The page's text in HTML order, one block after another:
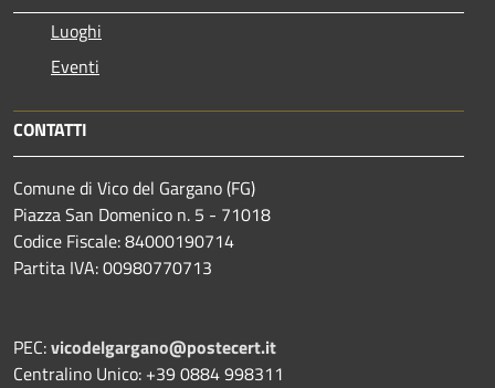
Luoghi
Eventi
CONTATTI
Comune di Vico del Gargano (FG)
Piazza San Domenico n. 5 - 71018
Codice Fiscale: 84000190714
Partita IVA: 00980770713
PEC:vicodelgargano@postecert.it
Centralino Unico: +39 0884 998311